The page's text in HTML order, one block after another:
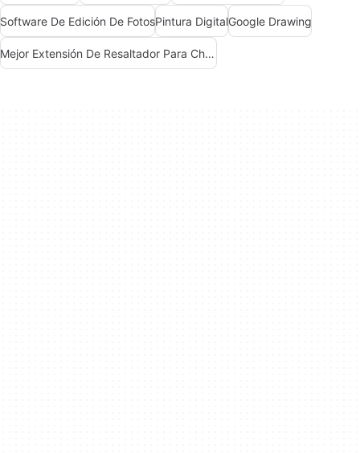
Software De Edición De FotosPintura DigitalGoogle Drawing
Mejor Extensión De Resaltador Para Chrome